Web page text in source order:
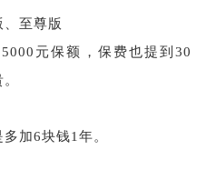
至尊版
5000元保额，保费也提到30
多加6块钱1年。